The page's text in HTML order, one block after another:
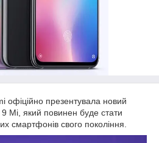
офіційно презентувала новий
Mi, який повинен буде стати
смартфонів свого покоління.